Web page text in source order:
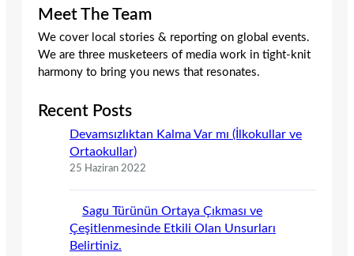
Meet The Team
We cover local stories & reporting on global events.
We are three musketeers of media work in tight-knit
harmony to bring you news that resonates.
Recent Posts
Devamsızlıktan Kalma Var mı (İlkokullar ve
Ortaokullar)
25 Haziran 2022
Sagu Türünün Ortaya Çıkması ve
Çeşitlenmesinde Etkili Olan Unsurları
Belirtiniz.